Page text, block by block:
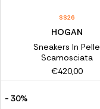
SS26
HOGAN
Sneakers In Pelle
Scamosciata
€420,00
- 30%